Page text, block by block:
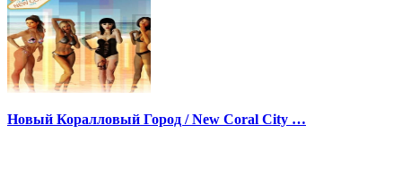
Новый Коралловый Город / New Coral City …